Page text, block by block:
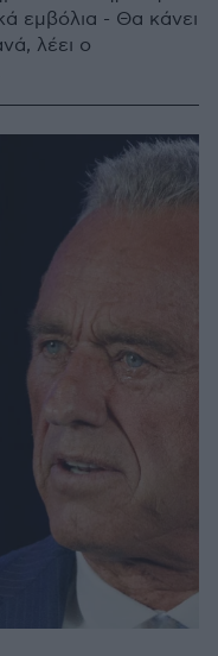
εμβόλια - Θα κάνει
λέει ο